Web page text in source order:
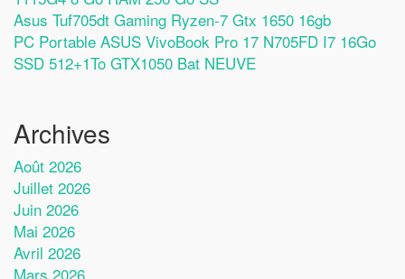
Asus Tuf705dt Gaming Ryzen-7 Gtx 1650 16gb
PC Portable ASUS VivoBook Pro 17 N705FD I7 16Go
SSD 512+1To GTX1050 Bat NEUVE
Archives
Août 2026
Juillet 2026
Juin 2026
Mai 2026
Avril 2026
Mars 2026